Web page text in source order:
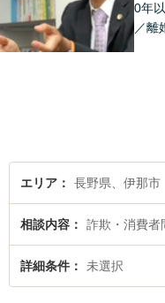
0年
／離
エリア 長野県、伊那市
相談内容 詐欺・消費者
詳細条件 未選択